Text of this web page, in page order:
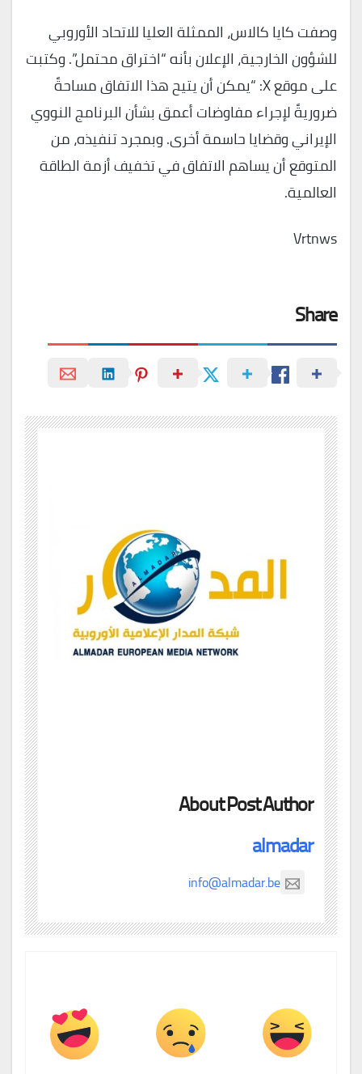
وصفت كايا كالاس، الممثلة العليا للاتحاد الأوروبي
للشؤون الخارجية، الإعلان بأنه “اختراق محتمل”. وكتبت
على موقع X: “يمكن أن يتيح هذا الاتفاق مساحةً
ضروريةً لإجراء مفاوضات أعمق بشأن البرنامج النووي
الإيراني وقضايا حاسمة أخرى. وبمجرد تنفيذه، من
المتوقع أن يساهم الاتفاق في تخفيف أزمة الطاقة
العالمية.
Vrtnws
Share
About Post Author
almadar
info@almadar.be